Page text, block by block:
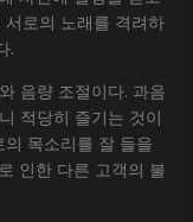
로의 노래를 격려하
.
음량 조절이다. 과음
적당히 즐기는 것이
목소리를 잘 들을
인한 다른 고객의 불